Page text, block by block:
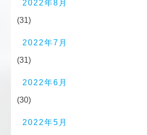
2022年8月
(31)
2022年7月
(31)
2022年6月
(30)
2022年5月